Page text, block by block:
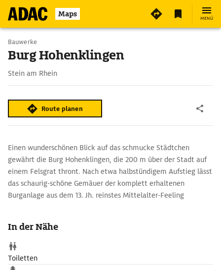
Maps MENÜ
Bauwerke
Burg Hohenklingen
Stein am Rhein
Route planen
Einen wunderschönen Blick auf das schmucke Städtchen
gewährt die Burg Hohenklingen, die 200 m über der Stadt auf
einem Felsgrat thront. Nach etwa halbstündigem Aufstieg lässt
das schaurig-schöne Gemäuer der komplett erhaltenen
Burganlage aus dem 13. Jh. reinstes Mittelalter-Feeling
In der Nähe
Toiletten